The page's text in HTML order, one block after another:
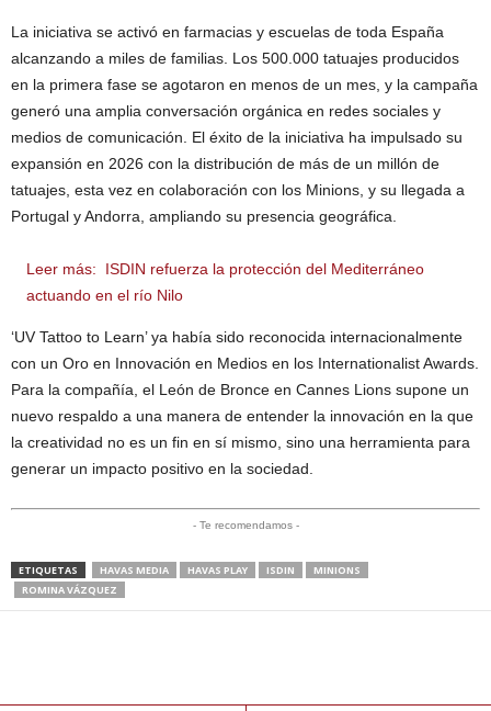
La iniciativa se activó en farmacias y escuelas de toda España
alcanzando a miles de familias. Los 500.000 tatuajes producidos
en la primera fase se agotaron en menos de un mes, y la campaña
generó una amplia conversación orgánica en redes sociales y
medios de comunicación. El éxito de la iniciativa ha impulsado su
expansión en 2026 con la distribución de más de un millón de
tatuajes, esta vez en colaboración con los Minions, y su llegada a
Portugal y Andorra, ampliando su presencia geográfica.
Leer más:
ISDIN refuerza la protección del Mediterráneo
actuando en el río Nilo
‘UV Tattoo to Learn’ ya había sido reconocida internacionalmente
con un Oro en Innovación en Medios en los Internationalist Awards.
Para la compañía, el León de Bronce en Cannes Lions supone un
nuevo respaldo a una manera de entender la innovación en la que
la creatividad no es un fin en sí mismo, sino una herramienta para
generar un impacto positivo en la sociedad.
- Te recomendamos -
ETIQUETAS HAVAS MEDIA HAVAS PLAY ISDIN
MINIONS
ROMINA VÁZQUEZ